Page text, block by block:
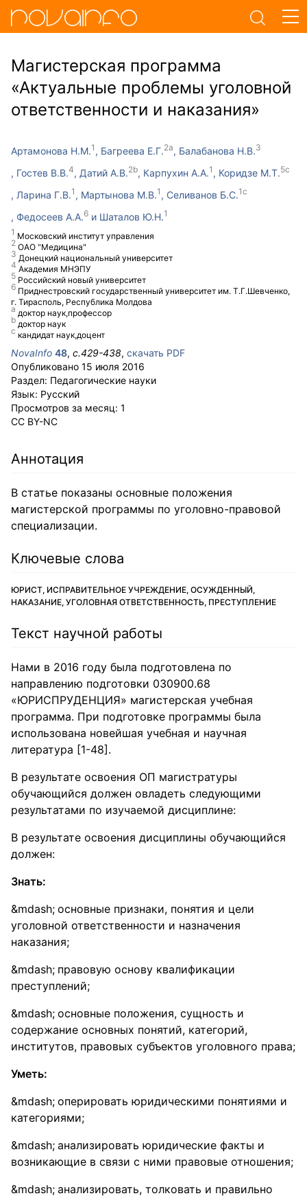
Магистерская программа
«Актуальные проблемы уголовной
ответственности и наказания»
Артамонова Н.М.
Московский институт управления
Багреева Е.Г.
ОАО "Медицина"
доктор наук,профессор
Балабанова Н.В.
Донецкий национальный университет
Гостев В.В.
Академия МНЭПУ
Датий А.В.
доктор наук
Карпухин А.А. Коридзе М.Т.
Российский новый университет
кандидат наук,доцент
Ларина Г.В. Мартынова М.В.
Селиванов Б.С.
Федосеев А.А.
Приднестровский государственный университет им. Т.Г.Шевченко,
г. Тирасполь, Республика Молдова
Шаталов Ю.Н.
NovaInfo 48, с.429-438, скачать PDF
Опубликовано 15 июля 2016
Раздел: Педагогические науки
Язык: Русский
Просмотров за месяц: 1
CC BY-NC
Аннотация
В статье показаны основные положения
магистерской программы по уголовно-правовой
специализации.
Ключевые слова
ЮРИСТ, ИСПРАВИТЕЛЬНОЕ УЧРЕЖДЕНИЕ, ОСУЖДЕННЫЙ,
НАКАЗАНИЕ, УГОЛОВНАЯ ОТВЕТСТВЕННОСТЬ, ПРЕСТУПЛЕНИЕ
Текст научной работы
Нами в 2016 году была подготовлена по
направлению подготовки 030900.68
«ЮРИСПРУДЕНЦИЯ» магистерская учебная
программа. При подготовке программы была
использована новейшая учебная и научная
литература [1-48].
В результате освоения ОП магистратуры
обучающийся должен овладеть следующими
результатами по изучаемой дисциплине:
В результате освоения дисциплины обучающийся
должен:
Знать:
основные признаки, понятия и цели
уголовной ответственности и назначения
наказания;
правовую основу квалификации
преступлений;
основные положения, сущность и
содержание основных понятий, категорий,
институтов, правовых субъектов уголовного права;
Уметь:
оперировать юридическими понятиями и
категориями;
анализировать юридические факты и
возникающие в связи с ними правовые отношения;
анализировать, толковать и правильно